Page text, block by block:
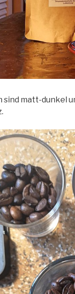
sind matt-dunkel